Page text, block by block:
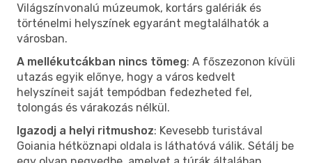
Világszínvonalú múzeumok, kortárs galériák és
történelmi helyszínek egyaránt megtalálhatók a
városban.
A mellékutcákban nincs tömeg: A főszezonon kívüli
utazás egyik előnye, hogy a város kedvelt
helyszíneit saját tempódban fedezheted fel,
tolongás és várakozás nélkül.
Igazodj a helyi ritmushoz: Kevesebb turistával
Goiania hétköznapi oldala is láthatóvá válik. Sétálj be